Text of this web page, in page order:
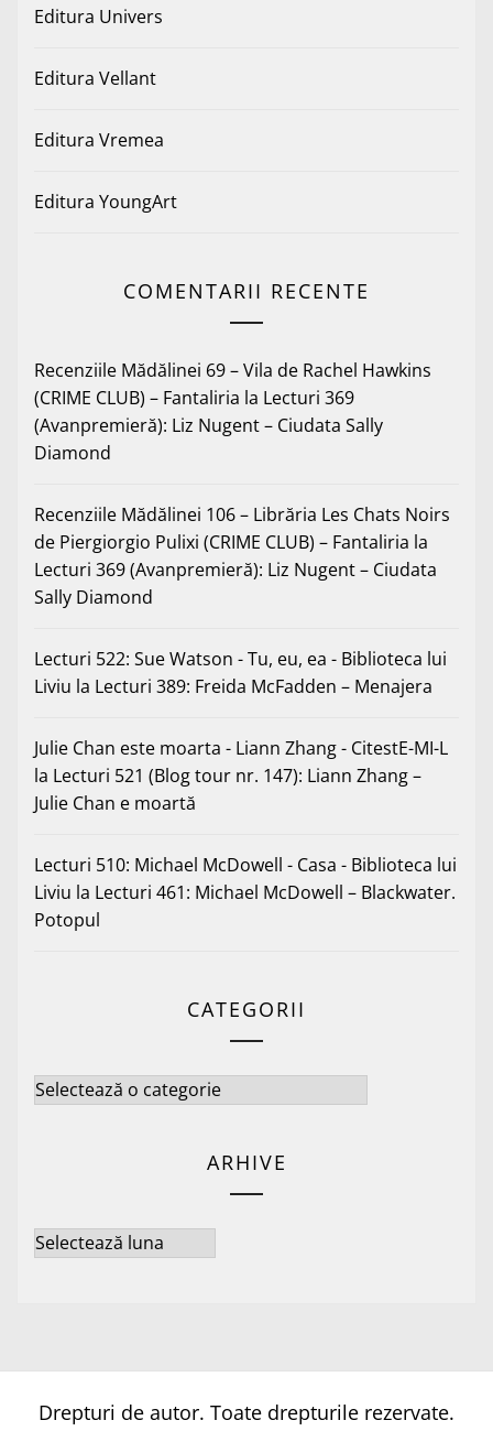
Editura Univers
Editura Vellant
Editura Vremea
Editura YoungArt
COMENTARII RECENTE
Recenziile Mădălinei 69 – Vila de Rachel Hawkins
(CRIME CLUB) – Fantaliria la Lecturi 369
(Avanpremieră): Liz Nugent – Ciudata Sally
Diamond
Recenziile Mădălinei 106 – Librăria Les Chats Noirs
de Piergiorgio Pulixi (CRIME CLUB) – Fantaliria la
Lecturi 369 (Avanpremieră): Liz Nugent – Ciudata
Sally Diamond
Lecturi 522: Sue Watson - Tu, eu, ea - Biblioteca lui
Liviu la Lecturi 389: Freida McFadden – Menajera
Julie Chan este moarta - Liann Zhang - CitestE-MI-L
la Lecturi 521 (Blog tour nr. 147): Liann Zhang –
Julie Chan e moartă
Lecturi 510: Michael McDowell - Casa - Biblioteca lui
Liviu la Lecturi 461: Michael McDowell – Blackwater.
Potopul
CATEGORII
Categorii
ARHIVE
Arhive
Drepturi de autor. Toate drepturile rezervate.